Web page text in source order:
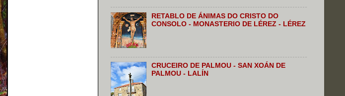
RETABLO DE ÁNIMAS DO CRISTO DO
CONSOLO - MONASTERIO DE LÉREZ - LÉREZ
CRUCEIRO DE PALMOU - SAN XOÁN DE
PALMOU - LALÍN